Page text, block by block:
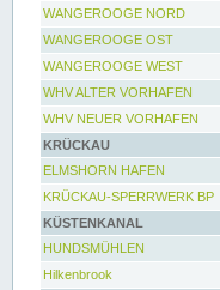
WANGEROOGE NORD
WANGEROOGE OST
WANGEROOGE WEST
WHV ALTER VORHAFEN
WHV NEUER VORHAFEN
KRÜCKAU
ELMSHORN HAFEN
KRÜCKAU-SPERRWERK BP
KÜSTENKANAL
HUNDSMÜHLEN
Hilkenbrook